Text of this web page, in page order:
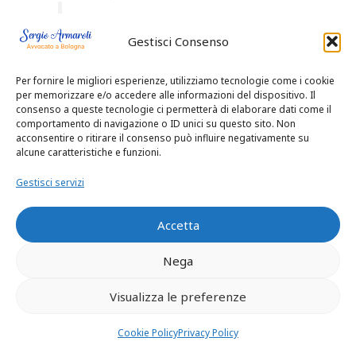
Gestisci Consenso
Per fornire le migliori esperienze, utilizziamo tecnologie come i cookie
per memorizzare e/o accedere alle informazioni del dispositivo. Il
consenso a queste tecnologie ci permetterà di elaborare dati come il
comportamento di navigazione o ID unici su questo sito. Non
acconsentire o ritirare il consenso può influire negativamente su
alcune caratteristiche e funzioni.
Gestisci servizi
Accetta
Nega
Visualizza le preferenze
Cookie PolicyPrivacy Policy
La complessiva
898 del 1970, art.
5,
La complessiva ratio della L.
comma 6, (diritto
condizionato all’assegno di